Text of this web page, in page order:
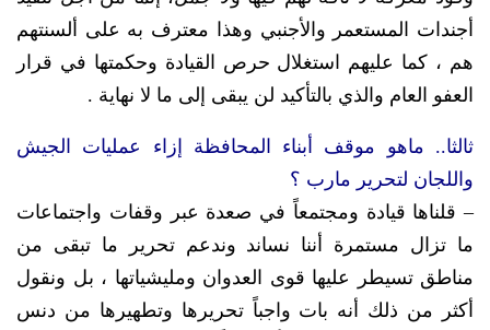
أجندات المستعمر والأجنبي وهذا معترف به على ألسنتهم
هم ، كما عليهم استغلال حرص القيادة وحكمتها في قرار
العفو العام والذي بالتأكيد لن يبقى إلى ما لا نهاية .
ثالثا.. ماهو موقف أبناء المحافظة إزاء عمليات الجيش
واللجان لتحرير مارب ؟
– قلناها قيادة ومجتمعاً في صعدة عبر وقفات واجتماعات
ما تزال مستمرة أننا نساند وندعم تحرير ما تبقى من
مناطق تسيطر عليها قوى العدوان ومليشياتها ، بل ونقول
أكثر من ذلك أنه بات واجباً تحريرها وتطهيرها من دنس